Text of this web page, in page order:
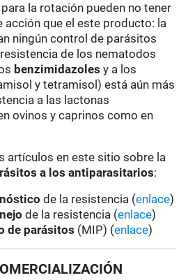
la rotación pueden no tener
que el este producto: la
ningún control de parásitos
de los nematodos
benzimidazoles y a los
y tetramisol) está aún más
a las lactonas
ovinos y caprinos como en
artículos en este sitio sobre la
a los antiparasitarios:
de la resistencia (enlace)
de la resistencia (enlace)
de parásitos (MIP) (enlace)